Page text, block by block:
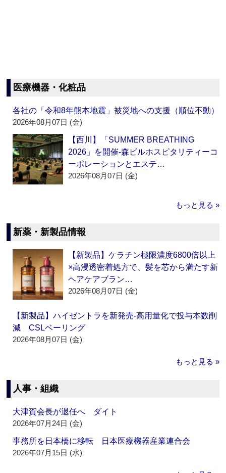
医療機器・化粧品
各社の「令和8年熊本地震」被災地への支援（順位不動）
2026年08月07日 (金)
【西川】「SUMMER BREATHING
2026」を開催‐森ビルホスピタリティーコ
ーポレーションとエステ…
2026年08月07日 (金)
もっと見る »
新薬・新製品情報
【新製品】ケラチン極限濃度6800倍以上
×高浸透密着処方で、髪を芯から満たす新
ヘアケアブラン…
2026年08月07日 (金)
【新製品】ハイゼントラを新発売‐高用量化で投与本数削
減 CSLベーリング
2026年08月07日 (金)
もっと見る »
人事・組織
大津賀会長が退任へ ダイト
2026年07月24日 (金)
事務所を日本橋に移転 日本医療機器産業連合会
2026年07月15日 (水)